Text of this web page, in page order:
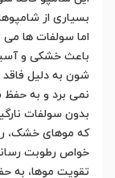
بسیاری از
اما سولفات ها می
باعث خشکی و
شون به دلیل فاقد
نمی برد و به
بدون سولفات
که موهای خشک،
خواص رطوبت
تقویت موها، به